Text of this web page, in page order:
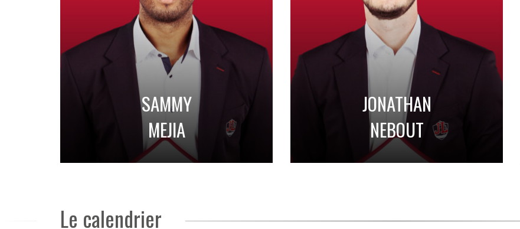
SAMMY
MEJIA
JONATHAN
NEBOUT
Le calendrier